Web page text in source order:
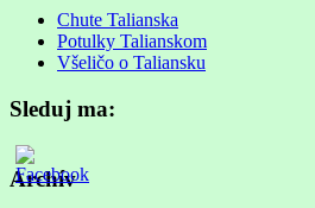
progressChute Talianska
Potulky Talianskom
Všeličo o Taliansku
Sleduj ma:
Archív